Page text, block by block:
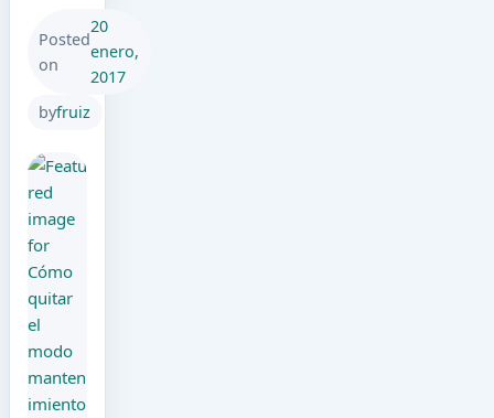
Posted
on
20
enero,
2017
byfruiz